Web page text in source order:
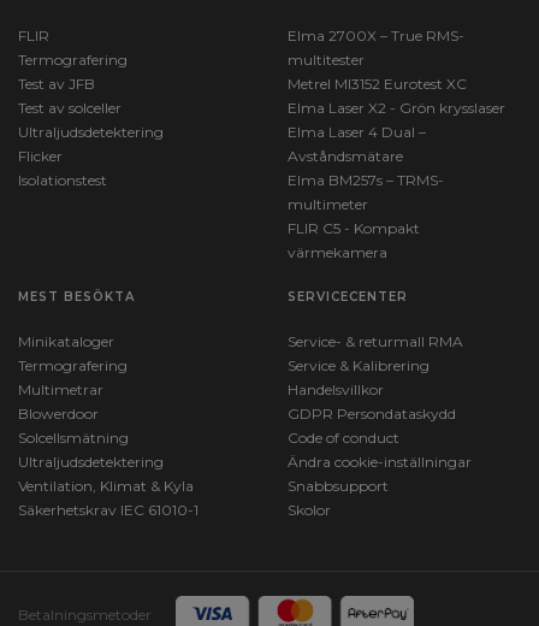
FLIR
Termografering
Test av JFB
Test av solceller
Ultraljudsdetektering
Flicker
Isolationstest
Elma 2700X – True RMS-
multitester
Metrel MI3152 Eurotest XC
Elma Laser X2 - Grön krysslaser
Elma Laser 4 Dual –
Avståndsmätare
Elma BM257s – TRMS-
multimeter
FLIR C5 - Kompakt
värmekamera
MEST BESÖKTA
Minikataloger
Termografering
Multimetrar
Blowerdoor
Solcellsmätning
Ultraljudsdetektering
Ventilation, Klimat & Kyla
Säkerhetskrav IEC 61010-1
SERVICECENTER
Service- & returmall RMA
Service & Kalibrering
Handelsvillkor
GDPR Persondataskydd
Code of conduct
Ändra cookie-inställningar
Snabbsupport
Skolor
Betalningsmetoder